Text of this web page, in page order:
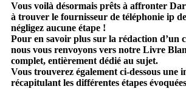
Vous voilà désormais prêts à affronter
à trouver le fournisseur de téléphonie ip
négligez aucune étape !
Pour en savoir plus sur la rédaction d’un
nous vous renvoyons vers notre Livre
complet, entièrement dédié au sujet.
Vous trouverez également ci-dessous une
récapitulant les différentes étapes